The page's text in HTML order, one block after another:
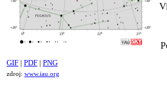
GIF | PDF | PNG
zdroj: www.iau.org